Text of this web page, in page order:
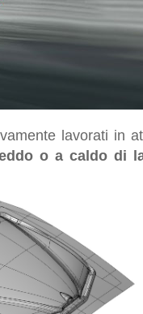
lavorati in
o a caldo di